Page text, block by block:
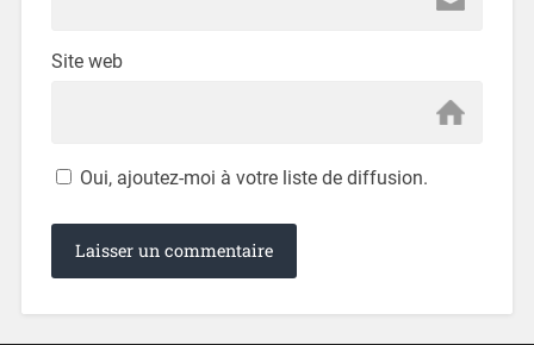
Site web
Oui, ajoutez-moi à votre liste de diffusion.